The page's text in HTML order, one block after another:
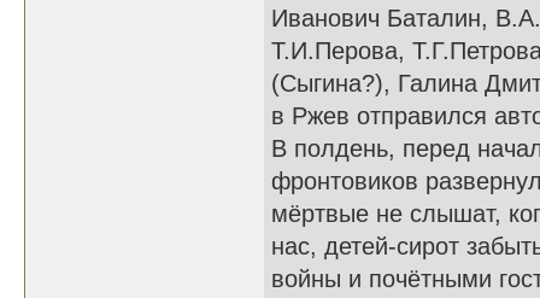
Иванович Баталин,
Т.И.Перова,
(Сыгина?), Галина
в Ржев отправился
В полдень, перед
фронтовиков
мёртвые не слышат,
нас, детей-сирот
войны и почётными